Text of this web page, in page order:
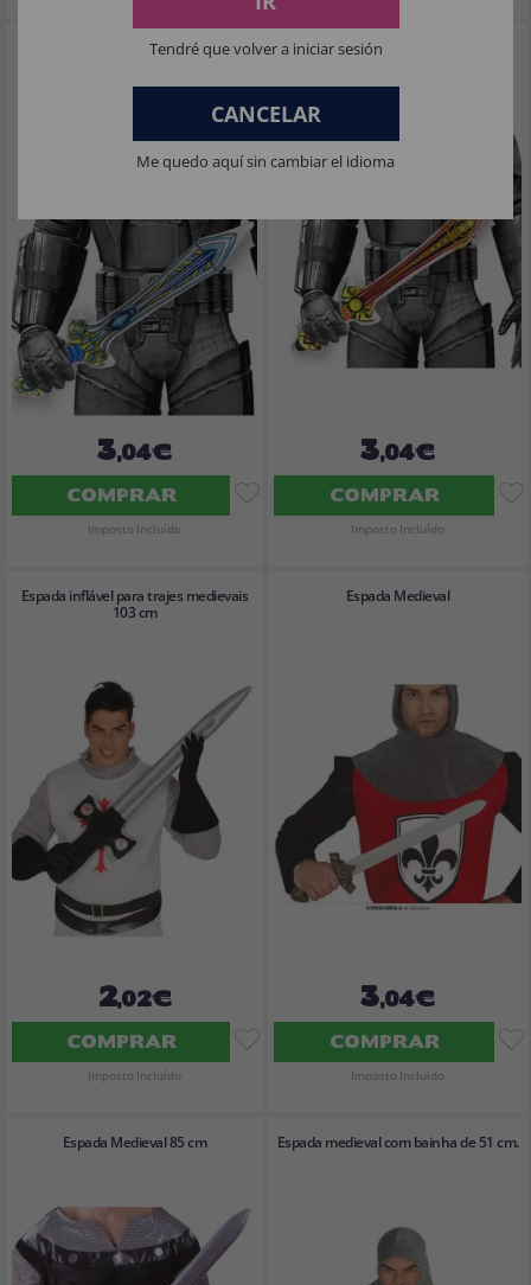
Espada Galáctica Inflável de 70 cm
3,04€
COMPRAR
Imposto Incluído
Espada galáctica inflável vermelha de
3,04€
COMPRAR
Imposto Incluído
Espada inflável para trajes medievais
103 cm
2,02€
COMPRAR
Imposto Incluído
Espada Medieval
3,04€
COMPRAR
Imposto Incluído
Espada Medieval 85 cm Espada medieval com bainha de 51 cm.
Tendré que volver a iniciar sesión
CANCELAR
Me quedo aquí sin cambiar el idioma